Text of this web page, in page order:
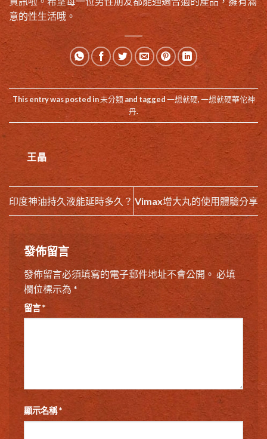
意的性生活哦。
This entry was posted in未分類and tagged一想就硬,一想就硬華佗神
丹.
王晶
印度神油持久液能延時多久？ Vimax增大丸的使用體驗分享
發佈留言
發佈留言必須填寫的電子郵件地址不會公開。 必填
欄位標示為 *
留言*
顯示名稱*